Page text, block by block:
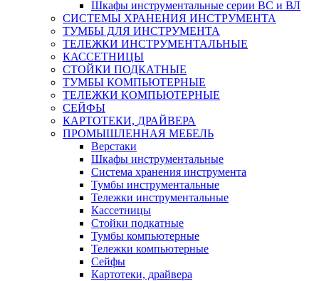
Шкафы инструментальные серии ВС и ВЛ
СИСТЕМЫ ХРАНЕНИЯ ИНСТРУМЕНТА
ТУМБЫ ДЛЯ ИНСТРУМЕНТА
ТЕЛЕЖКИ ИНСТРУМЕНТАЛЬНЫЕ
КАССЕТНИЦЫ
СТОЙКИ ПОДКАТНЫЕ
ТУМБЫ КОМПЬЮТЕРНЫЕ
ТЕЛЕЖКИ КОМПЬЮТЕРНЫЕ
СЕЙФЫ
КАРТОТЕКИ, ДРАЙВЕРА
ПРОМЫШЛЕННАЯ МЕБЕЛЬ
Верстаки
Шкафы инструментальные
Система хранения инструмента
Тумбы инструментальные
Тележки инструментальные
Кассетницы
Стойки подкатные
Тумбы компьютерные
Тележки компьютерные
Сейфы
Картотеки, драйвера